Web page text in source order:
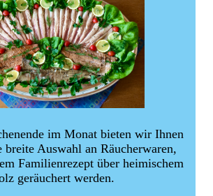
im Monat bieten wir Ihnen
breite Auswahl an Räucherwaren,
Familienrezept über heimischem
geräuchert werden.